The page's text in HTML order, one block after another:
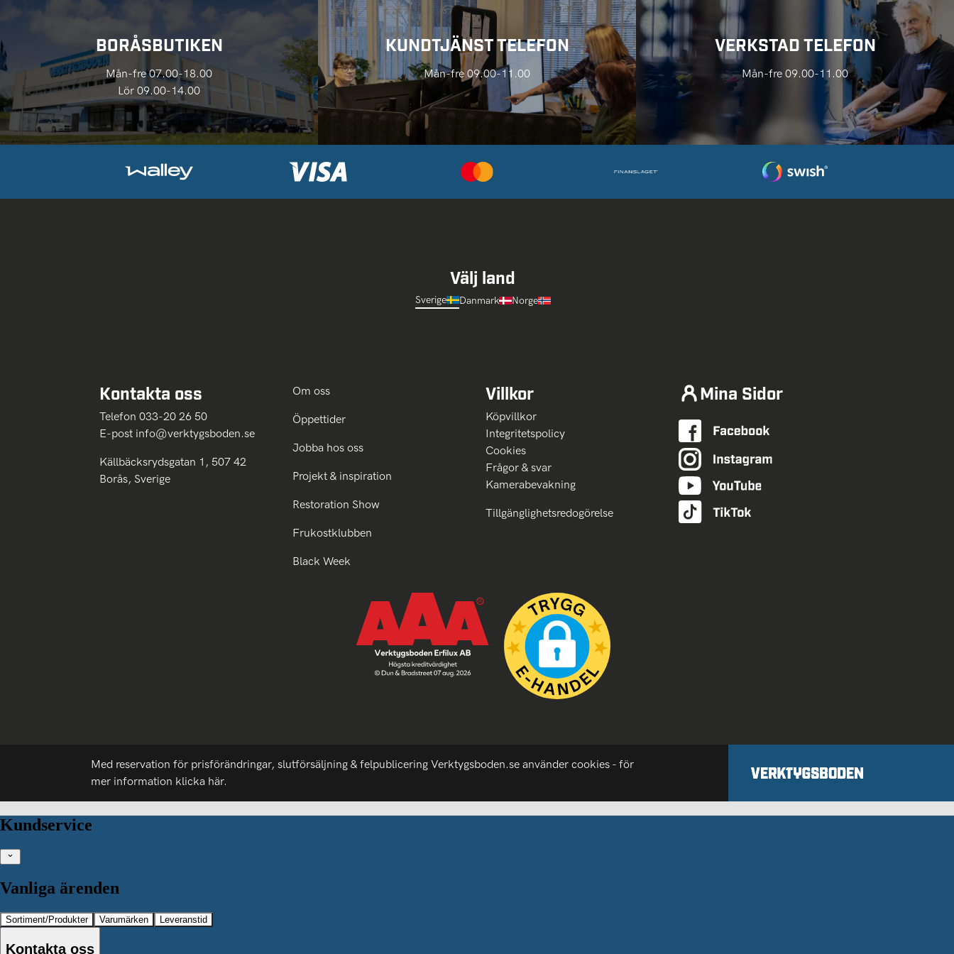
BORÅSBUTIKEN
Mån-fre 07.00-18.00
Lör 09.00-14.00
KUNDTJÄNST TELEFON
Mån-fre 09.00-11.00
VERKSTAD TELEFON
Mån-fre 09.00-11.00
Välj land
Sverige Danmark Norge
Kontakta oss
Telefon 033-20 26 50
E-post info@verktygsboden.se
Källbäcksrydsgatan 1, 507 42
Borås, Sverige
Om oss
Öppettider
Jobba hos oss
Projekt & inspiration
Restoration Show
Frukostklubben
Black Week
Villkor
Köpvillkor
Integritetspolicy
Cookies
Frågor & svar
Kamerabevakning
Tillgänglighetsredogörelse
Mina Sidor
Med reservation för prisförändringar, slutförsäljning & felpublicering Verktygsboden.se använder cookies - för
mer information klicka här.